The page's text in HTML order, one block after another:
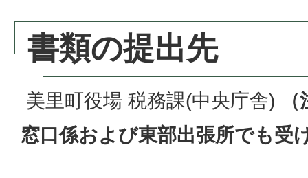
書類の提出先
美里町役場 税務課(中央庁舎)
窓口係および東部出張所でも受